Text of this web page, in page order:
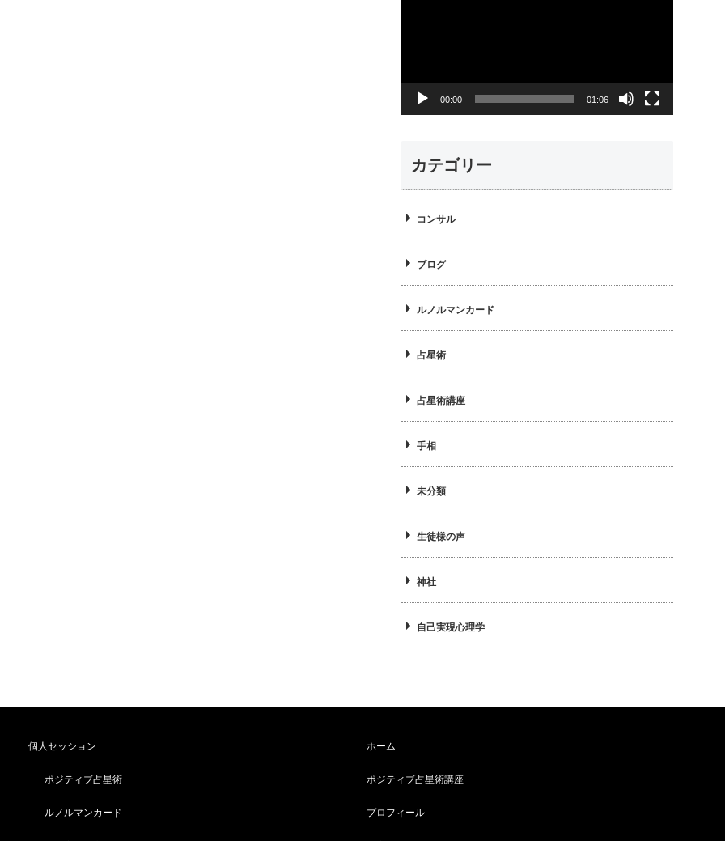
00:00 01:06
カテゴリー
コンサル
ブログ
ルノルマンカード
占星術
占星術講座
手相
未分類
生徒様の声
神社
自己実現心理学
個人セッション
ポジティブ占星術
ルノルマンカード
ホーム
ポジティブ占星術講座
プロフィール